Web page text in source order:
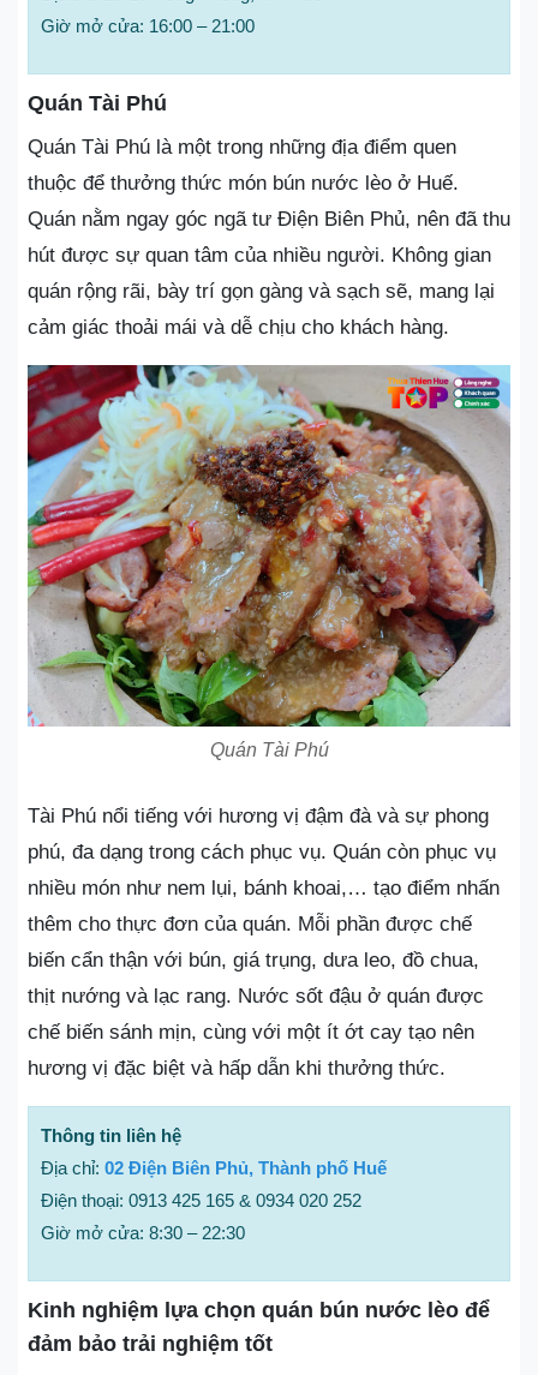
Giờ mở cửa: 16:00 – 21:00
Quán Tài Phú
Quán Tài Phú là một trong những địa điểm quen
thuộc để thưởng thức món bún nước lèo ở Huế.
Quán nằm ngay góc ngã tư Điện Biên Phủ, nên đã thu
hút được sự quan tâm của nhiều người. Không gian
quán rộng rãi, bày trí gọn gàng và sạch sẽ, mang lại
cảm giác thoải mái và dễ chịu cho khách hàng.
Quán Tài Phú
Tài Phú nổi tiếng với hương vị đậm đà và sự phong
phú, đa dạng trong cách phục vụ. Quán còn phục vụ
nhiều món như nem lụi, bánh khoai,… tạo điểm nhấn
thêm cho thực đơn của quán. Mỗi phần được chế
biến cẩn thận với bún, giá trụng, dưa leo, đồ chua,
thịt nướng và lạc rang. Nước sốt đậu ở quán được
chế biến sánh mịn, cùng với một ít ớt cay tạo nên
hương vị đặc biệt và hấp dẫn khi thưởng thức.
Thông tin liên hệ
Địa chỉ: 02 Điện Biên Phủ, Thành phố Huế
Điện thoại: 0913 425 165 & 0934 020 252
Giờ mở cửa: 8:30 – 22:30
Kinh nghiệm lựa chọn quán bún nước lèo để
đảm bảo trải nghiệm tốt